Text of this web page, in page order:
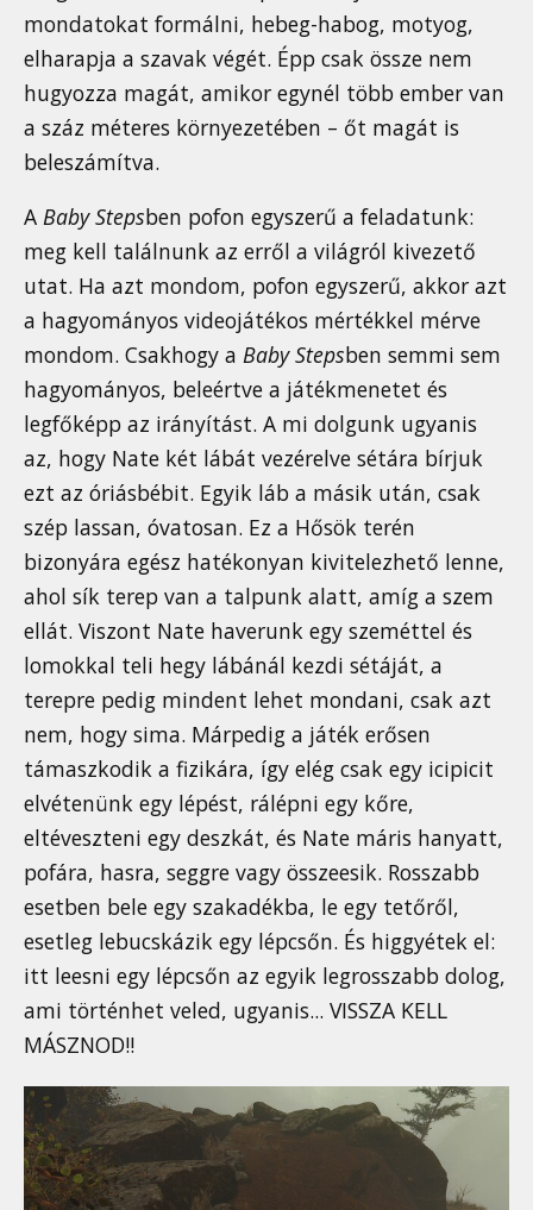
mondatokat formálni, hebeg-habog, motyog,
elharapja a szavak végét. Épp csak össze nem
hugyozza magát, amikor egynél több ember van
a száz méteres környezetében – őt magát is
beleszámítva.
A Baby Stepsben pofon egyszerű a feladatunk:
meg kell találnunk az erről a világról kivezető
utat. Ha azt mondom, pofon egyszerű, akkor azt
a hagyományos videojátékos mértékkel mérve
mondom. Csakhogy a Baby Stepsben semmi sem
hagyományos, beleértve a játékmenetet és
legfőképp az irányítást. A mi dolgunk ugyanis
az, hogy Nate két lábát vezérelve sétára bírjuk
ezt az óriásbébit. Egyik láb a másik után, csak
szép lassan, óvatosan. Ez a Hősök terén
bizonyára egész hatékonyan kivitelezhető lenne,
ahol sík terep van a talpunk alatt, amíg a szem
ellát. Viszont Nate haverunk egy szeméttel és
lomokkal teli hegy lábánál kezdi sétáját, a
terepre pedig mindent lehet mondani, csak azt
nem, hogy sima. Márpedig a játék erősen
támaszkodik a fizikára, így elég csak egy icipicit
elvétenünk egy lépést, rálépni egy kőre,
eltéveszteni egy deszkát, és Nate máris hanyatt,
pofára, hasra, seggre vagy összeesik. Rosszabb
esetben bele egy szakadékba, le egy tetőről,
esetleg lebucskázik egy lépcsőn. És higgyétek el:
itt leesni egy lépcsőn az egyik legrosszabb dolog,
ami történhet veled, ugyanis... VISSZA KELL
MÁSZNOD!!